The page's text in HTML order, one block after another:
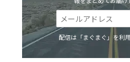
配信は「まぐまぐ」を利